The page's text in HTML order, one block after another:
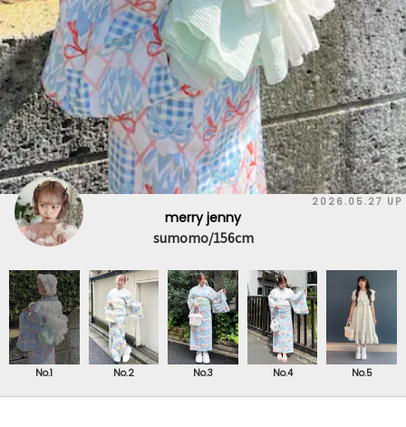
2026.05.27 UP
merry jenny
sumomo/156cm
No.1 No.2 No.3 No.4 No.5